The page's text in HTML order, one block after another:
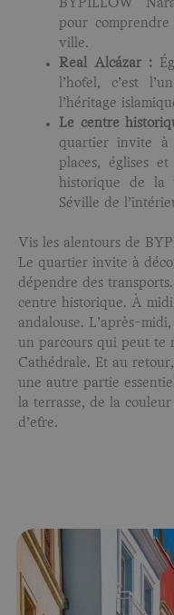
BYPILLOW
pour
ville.
Real Alcázar :
l’hôtel, c’est
l’héritage
Le centre
quartier invite à
places, églises
historique de
Séville de
Vis les alentours de
Le quartier invite à
dépendre des
centre historique. À
andalouse. L’après-
un parcours qui peut te
Cathédrale. Et au
une autre partie
la terrasse, de la
d’être.